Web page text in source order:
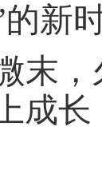
的新
末
成